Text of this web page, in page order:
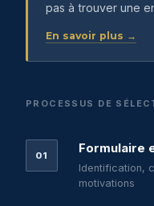
pas à trouver une
En savoir plus →
PROCESSUS DE
01 Formulaire
Identification,
motivations